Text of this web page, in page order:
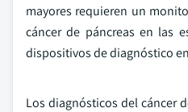
mayores requieren un
cáncer de páncreas en las
dispositivos de diagnóstico
Los diagnósticos del cáncer